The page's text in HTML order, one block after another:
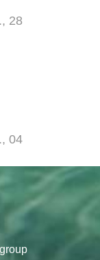
28
04